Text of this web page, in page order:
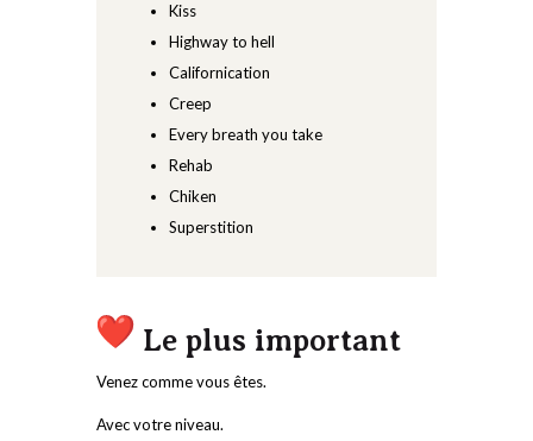
Kiss
Highway to hell
Californication
Creep
Every breath you take
Rehab
Chiken
Superstition
Le plus important
Venez comme vous êtes.
Avec votre niveau.